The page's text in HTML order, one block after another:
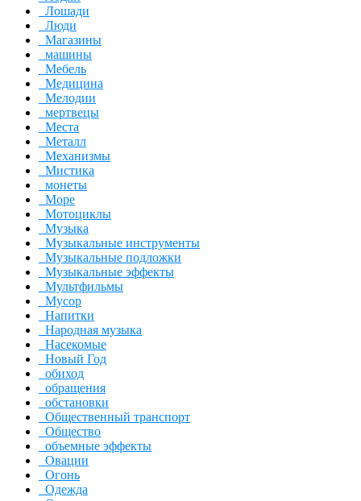
Лошади
Люди
Магазины
машины
Мебель
Медицина
Мелодии
мертвецы
Места
Металл
Механизмы
Мистика
монеты
Море
Мотоциклы
Музыка
Музыкальные инструменты
Музыкальные подложки
Музыкальные эффекты
Мультфильмы
Мусор
Напитки
Народная музыка
Насекомые
Новый Год
обиход
обращения
обстановки
Общественный транспорт
Общество
объемные эффекты
Овации
Огонь
Одежда